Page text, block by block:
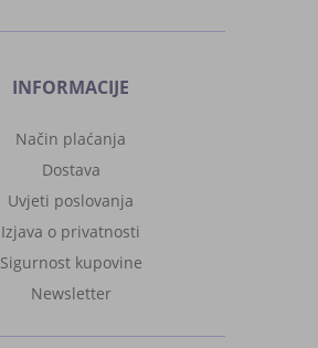
INFORMACIJE
Način plaćanja
Dostava
Uvjeti poslovanja
Izjava o privatnosti
Sigurnost kupovine
Newsletter